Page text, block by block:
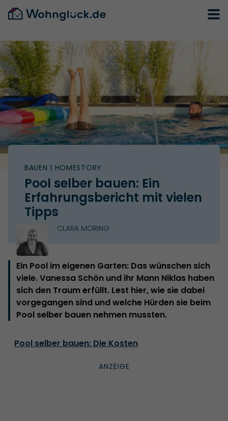
BAUEN | HOMESTORY
Pool selber bauen: Ein
Erfahrungsbericht mit vielen
Tipps
CLARA MORING
Ein Pool im eigenen Garten: Das wünschen sich
viele. Vanessa Schön und ihr Mann Niklas haben
sich den Traum erfüllt. Lest hier, wie sie dabei
vorgegangen sind und welche Hürden sie beim
Pool selber bauen nehmen mussten.
Pool selber bauen: Die Kosten